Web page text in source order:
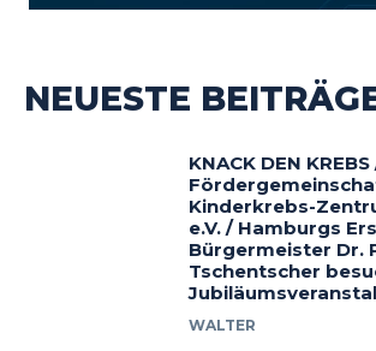
NEUESTE
KNACK DEN
Kinderkrebs-
e.V. / Hamburgs
Bürgermeister Dr.
Tschentscher
WALTER